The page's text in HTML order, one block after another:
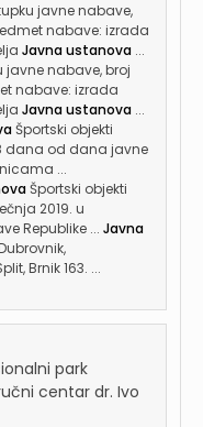
javne nabave,
nabave: izrada
Javna ustanova ...
javne nabave, broj
nabave: izrada
Javna ustanova ...
Športski objekti
dana od dana javne
...
Športski objekti
2019. u
Republike ... Javna
Brnik 163. ...
park
centar dr. Ivo